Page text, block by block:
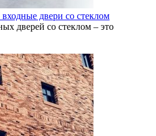
двери со стеклом
дверей со стеклом – это